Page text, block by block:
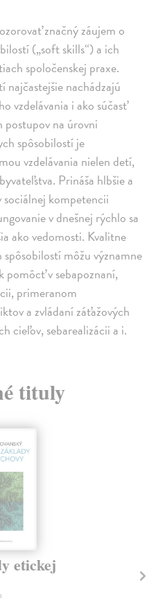
značný záujem o
(„soft skills“) a ich
spoločenskej praxe.
najčastejšie nachádzajú
vzdelávania i ako súčasť
postupov na úrovni
spôsobilostí je
vzdelávania nielen detí,
Prináša hlbšie a
kompetencii
v dnešnej rýchlo sa
ako vedomosti. Kvalitne
môžu významne
v sebapoznaní,
primeranom
a zvládaní záťažových
cieľov, sebarealizácii a i.
tituly
etickej